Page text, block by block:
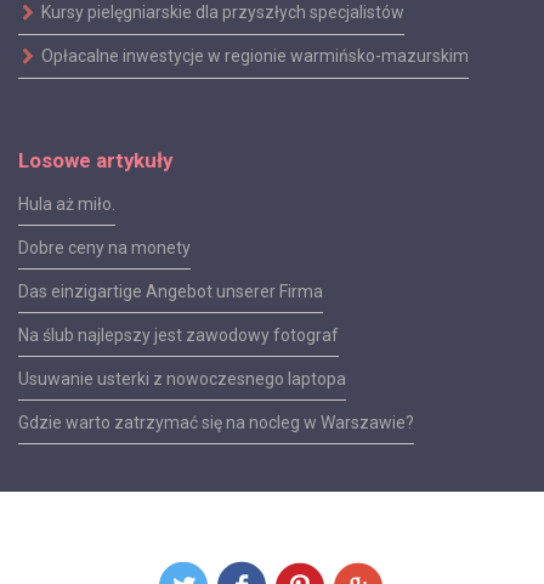
Kursy pielęgniarskie dla przyszłych specjalistów
Opłacalne inwestycje w regionie warmińsko-mazurskim
Losowe artykuły
Hula aż miło.
Dobre ceny na monety
Das einzigartige Angebot unserer Firma
Na ślub najlepszy jest zawodowy fotograf
Usuwanie usterki z nowoczesnego laptopa
Gdzie warto zatrzymać się na nocleg w Warszawie?